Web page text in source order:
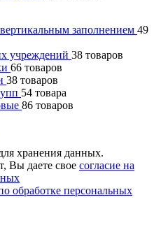
заполнением 49
учреждений 38 товаров
66 товаров
38 товаров
54 товара
86 товаров
хранения данных.
Вы даете свое согласие на
обработке персональных